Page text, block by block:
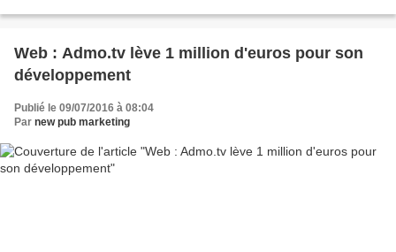
Web : Admo.tv lève 1 million d'euros pour son
développement
Publié le 09/07/2016 à 08:04
Par new pub marketing